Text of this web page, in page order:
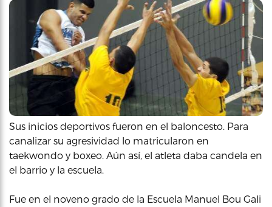
Sus inicios deportivos fueron en el baloncesto. Para
canalizar su agresividad lo matricularon en
taekwondo y boxeo. Aún así, el atleta daba candela en
el barrio y la escuela.
Fue en el noveno grado de la Escuela Manuel Bou Gali